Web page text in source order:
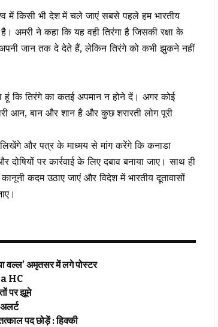
में किसी भी देश में चले जाएं सबसे पहले हम भारतीय
अमरी ने कहा कि यह वही तिरंगा है जिसकी रक्षा के
जान तक दे देते हैं, लेकिन तिरंगे को कभी झुकने नहीं
कि तिरंगे का कतई अपमान न होने दें। अगर कोई
आन, बान और शान है और कुछ शरारती लोग पूरी
और पत्र के माध्मय से मांग करेंगे कि कनाडा
पर कार्रवाई के लिए दबाव बनाया जाए। साथ ही
कदम उठाए जाएं और विदेश में भारतीय दूतावासों
वल्ल’ अमृतसर में लगे पोस्टर
HC
पर झूमे
पद छोड़ें : हिक्की